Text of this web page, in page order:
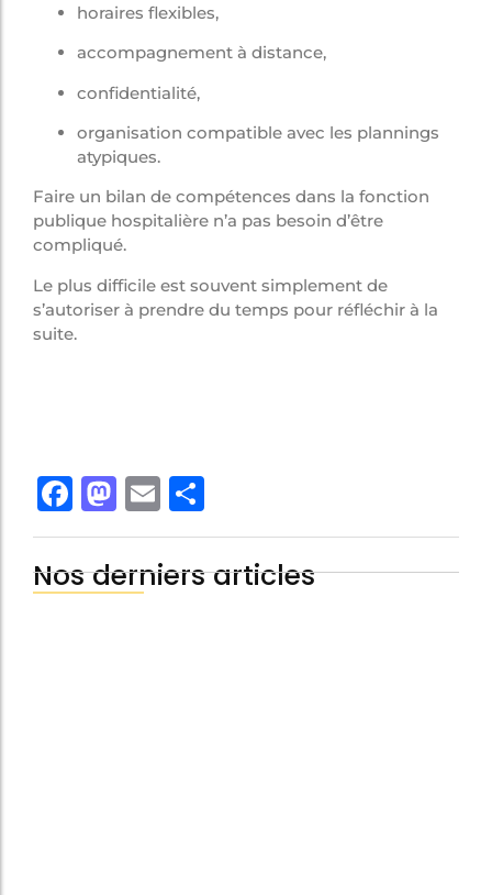
horaires flexibles,
accompagnement à distance,
confidentialité,
organisation compatible avec les plannings
atypiques.
Faire un bilan de compétences dans la fonction
publique hospitalière n’a pas besoin d’être
compliqué.
Le plus difficile est souvent simplement de
s’autoriser à prendre du temps pour réfléchir à la
suite.
Facebook
Mastodon
Email
Nos derniers articles